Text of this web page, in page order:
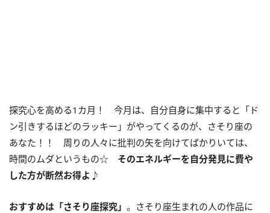
探究心を高める1カ月！ 今月は、自分自身に集中すると「ド
ン引きするほどのラッキー」がやってくるのが、さそり座の
あなた！！ 周りの人々に批判の矢を向けてばかりいては、
時間のムダというもの☆ そのエネルギーを自分発見に費や
した方が断然お得よ♪
おすすめは「さそり座探究」 。さそり座生まれの人の作品に